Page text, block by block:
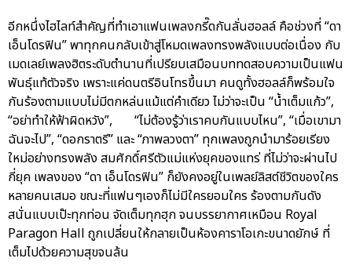
อีกหนึ่งไฮไลท์สำคัญที่ทำเอาแฟนเพลงกรี๊ดกันลั่นฮอลล์ คือช่วงที่ “ดา
เอ็นโดรฟิน” พาทุกคนกลับเข้าสู่โหมดเพลงทรงพลังแบบต่อเนื่อง กับ
เมดเลย์เพลงฮิตระดับตำนานที่เปรียบเสมือนบททดสอบความเป็นแฟน
พันธุ์แท้ตัวจริง เพราะแค่ดนตรีอินโทรขึ้นมา คนดูทั้งฮอลล์ก็พร้อมใจ
กันร้องตามแบบไม่มีตกหล่นแม้แต่คำเดียว ไม่ว่าจะเป็น “น้ำเต็มแก้ว”,
“อย่าทำให้ฟ้าผิดหวัง”, “ไม่ต้องรู้ว่าเราคบกันแบบไหน”, “เมื่อเขามา
ฉันจะไป”, “ดอกราตรี” และ “ภาพลวงตา” ทุกเพลงถูกนำมาร้อยเรียง
ใหม่อย่างทรงพลัง สมศักดิ์ศรีตัวแม่แห่งยุคของแทร่ ที่ไม่ว่าจะผ่านไป
กี่ยุค เพลงของ “ดา เอ็นโดรฟิน” ก็ยังคงอยู่ในเพลย์ลิสต์ชีวิตของใคร
หลายคนเสมอ ขณะที่แฟนๆเองก็ไม่มีใครยอมใคร ร้องตามกันดัง
สนั่นแบบเป๊ะทุกท่อน จัดเต็มทุกฮุก จนบรรยากาศเหมือน Royal
Paragon Hall ถูกเปลี่ยนให้กลายเป็นห้องคาราโอเกะขนาดยักษ์ ที่
เต็มไปด้วยความสุขจนล้น